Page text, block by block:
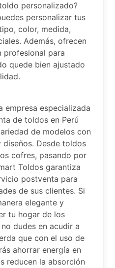
personalizado?
personalizar tus
color, medida,
Además, ofrecen
profesional para
quede bien ajustado
empresa especializada
de toldos en Perú
de modelos con
Desde toldos
cofres, pasando por
Toldos garantiza
postventa para
de sus clientes. Si
elegante y
tu hogar de los
dudes en acudir a
que con el uso de
ahorrar energía en
reducen la absorción